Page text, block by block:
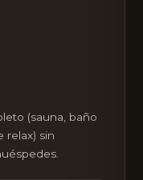
(sauna, baño
relax) sin